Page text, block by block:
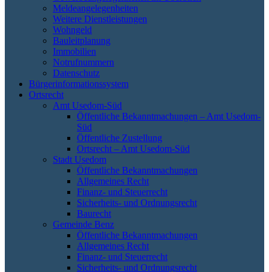
Meldeangelegenheiten
Weitere Dienstleistungen
Wohngeld
Bauleitplanung
Immobilien
Notrufnummern
Datenschutz
Bürgerinformationssystem
Ortsrecht
Amt Usedom-Süd
Öffentliche Bekanntmachungen – Amt Usedom-
Süd
Öffentliche Zustellung
Ortsrecht – Amt Usedom-Süd
Stadt Usedom
Öffentliche Bekanntmachungen
Allgemeines Recht
Finanz- und Steuerrecht
Sicherheits- und Ordnungsrecht
Baurecht
Gemeinde Benz
Öffentliche Bekanntmachungen
Allgemeines Recht
Finanz- und Steuerrecht
Sicherheits- und Ordnungsrecht